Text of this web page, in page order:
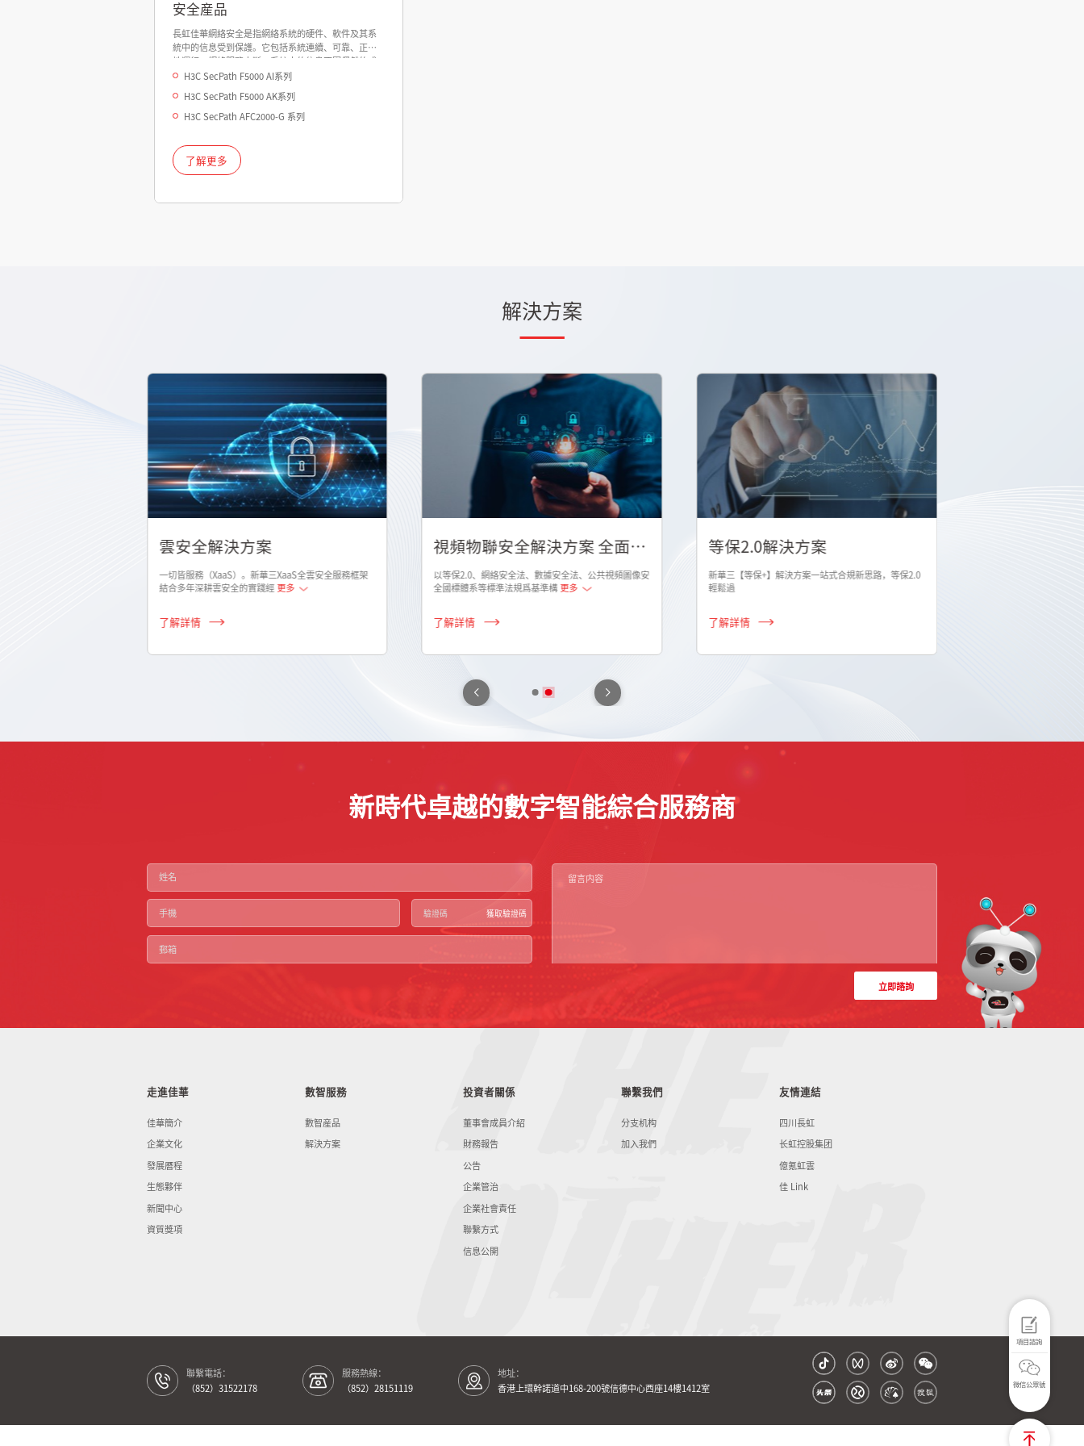
安全産品
長虹佳華網絡安全是指網絡系統的硬件、軟件及其系
統中的信息受到保護。它包括系統連續、可靠、正常
地運行，網絡服務中斷，系統中的信息不因偶然的或
惡意的行爲而遭到破壞、更改或泄露。
H3C SecPath F5000 AI系列
H3C SecPath F5000 AK系列
H3C SecPath AFC2000-G 系列
了解更多
解決方案
雲安全解決方案
一切皆服務（XaaS）。新華三XaaS全雲安全服務框架
結合多年深耕雲安全的實踐經更多
了解詳情
視頻物聯安全解決方案 全面解
決行業視頻專網安全問題
以等保2.0、網絡安全法、數據安全法、公共視頻圖像安
全國標體系等標準法規爲基準構更多
了解詳情
等保2.0解決方案
新華三【等保+】解決方案一站式合規新思路，等保2.0
輕鬆過
了解詳情
項目諮詢
微信公眾號
新時代卓越的數字智能綜合服務商
獲取驗證碼
立即諮詢
走進佳華
佳華簡介
企業文化
發展曆程
生態夥伴
新聞中心
資質獎項
數智服務
數智産品
解決方案
投資者關係
董事會成員介紹
財務報告
公告
企業管治
企業社會責任
聯繫方式
信息公開
聯繫我們
分支机构
加入我們
友情連結
四川長虹
长虹控股集团
億氪虹雲
佳 Link
聯繫電話：
（852）31522178
服務熱線：
（852）28151119
地址：
香港上環幹諾道中168-200號信德中心西座14樓1412室